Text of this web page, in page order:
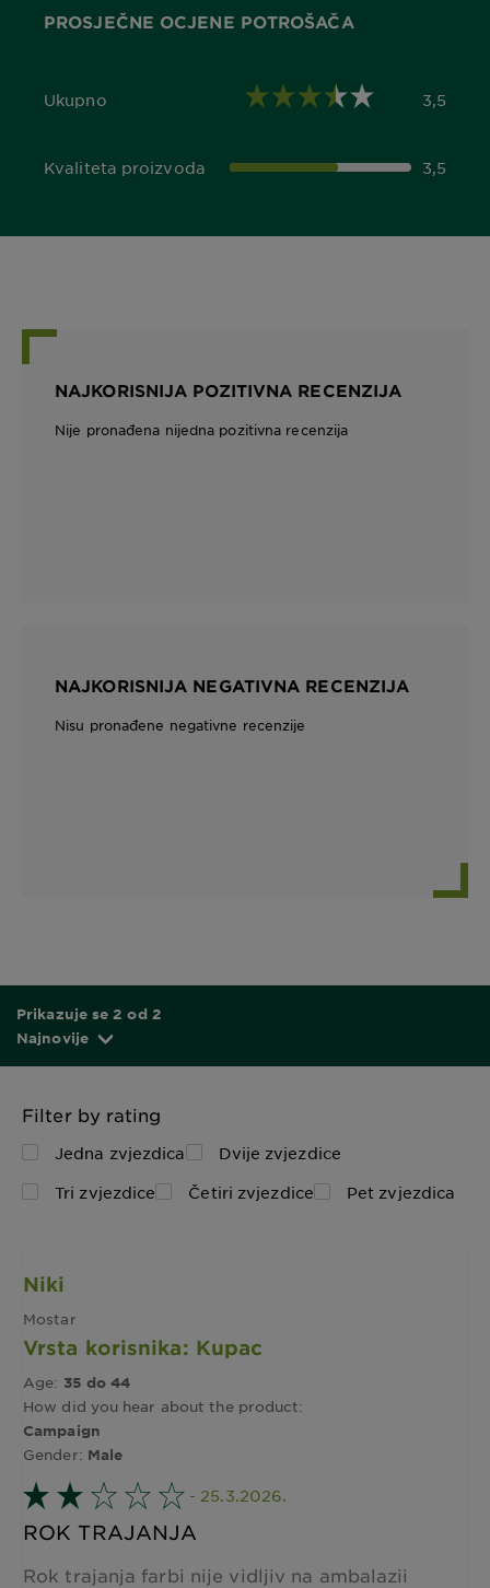
PROSJEČNE OCJENE POTROŠAČA
Ukupno
3,5 out of 5 stars 3,5
Kvaliteta proizvoda
3,5 out of 5 stars 3,5
NAJKORISNIJA POZITIVNA RECENZIJA
Nije pronađena nijedna pozitivna recenzija
NAJKORISNIJA NEGATIVNA RECENZIJA
Nisu pronađene negativne recenzije
Prikazuje se 2 od 2
Najnovije
Filter by rating
Jedna zvjezdica
Dvije zvjezdice
Tri zvjezdice
Četiri zvjezdice Pet zvjezdica
Niki
Mostar
Vrsta korisnika: Kupac
Age: 35 do 44
How did you hear about the product:
Campaign
Gender: Male
- 25.3.2026.
ROK TRAJANJA
Rok trajanja farbi nije vidljiv na ambalazii